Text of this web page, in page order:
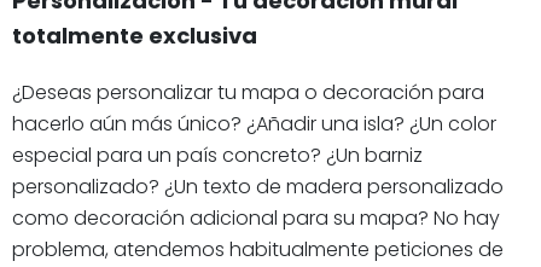
totalmente exclusiva
¿Deseas personalizar tu mapa o decoración para
hacerlo aún más único? ¿Añadir una isla? ¿Un color
especial para un país concreto? ¿Un barniz
personalizado? ¿Un texto de madera personalizado
como decoración adicional para su mapa? No hay
problema, atendemos habitualmente peticiones de